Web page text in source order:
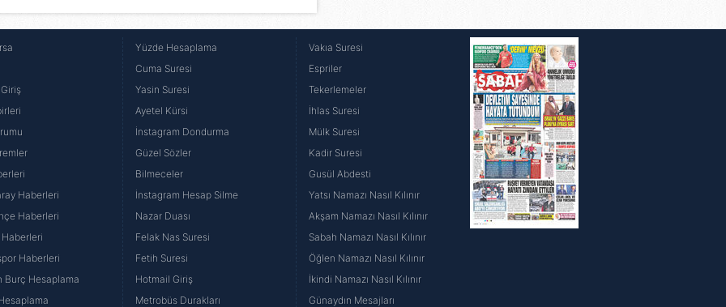
Haberleri
Haberleri
Haberleri
Burç Hesaplama
Yüzde Hesaplama
Cuma Suresi
Yasin Suresi
Ayetel Kürsi
İnstagram Dondurma
Güzel Sözler
Bilmeceler
İnstagram Hesap Silme
Nazar Duası
Felak Nas Suresi
Fetih Suresi
Hotmail Giriş
Metrobüs Durakları
Vakıa Suresi
Espriler
Tekerlemeler
İhlas Suresi
Mülk Suresi
Kadir Suresi
Gusül Abdesti
Yatsı Namazı Nasıl Kılınır
Akşam Namazı Nasıl Kılınır
Sabah Namazı Nasıl Kılınır
Öğlen Namazı Nasıl Kılınır
İkindi Namazı Nasıl Kılınır
Günaydın Mesajları